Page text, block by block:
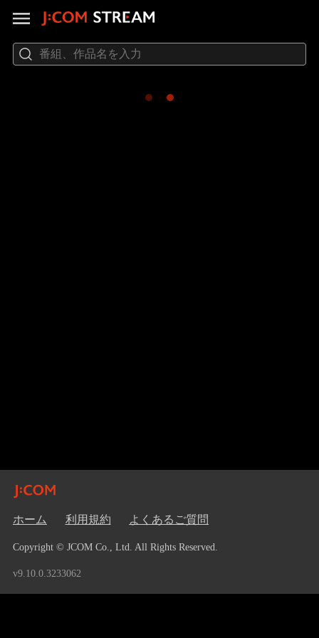
ホーム 利用規約 よくあるご質問
Copyright © JCOM Co., Ltd. All Rights Reserved.
v9.10.0.3233062